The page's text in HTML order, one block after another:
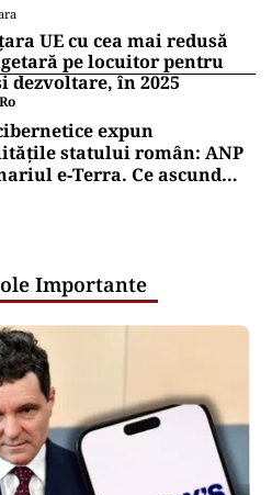
UE cu cea mai redusă
pe locuitor pentru
dezvoltare, în 2025
expun
statului român: ANP
e‑Terra. Ce ascund
Importante